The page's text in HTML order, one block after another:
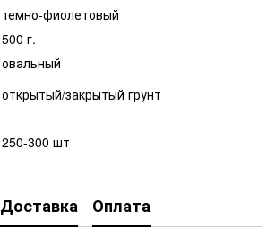
темно-фиолетовый
500 г.
овальный
открытый/закрытый грунт
250-300 шт
Доставка Оплата